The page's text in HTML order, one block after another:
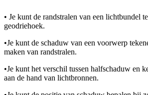
• Je kunt de randstralen van een lichtbundel
geodriehoek.
•Je kunt de schaduw van een voorwerp
maken van randstralen.
•Je kunt het verschil tussen halfschaduw en
aan de hand van lichtbronnen.